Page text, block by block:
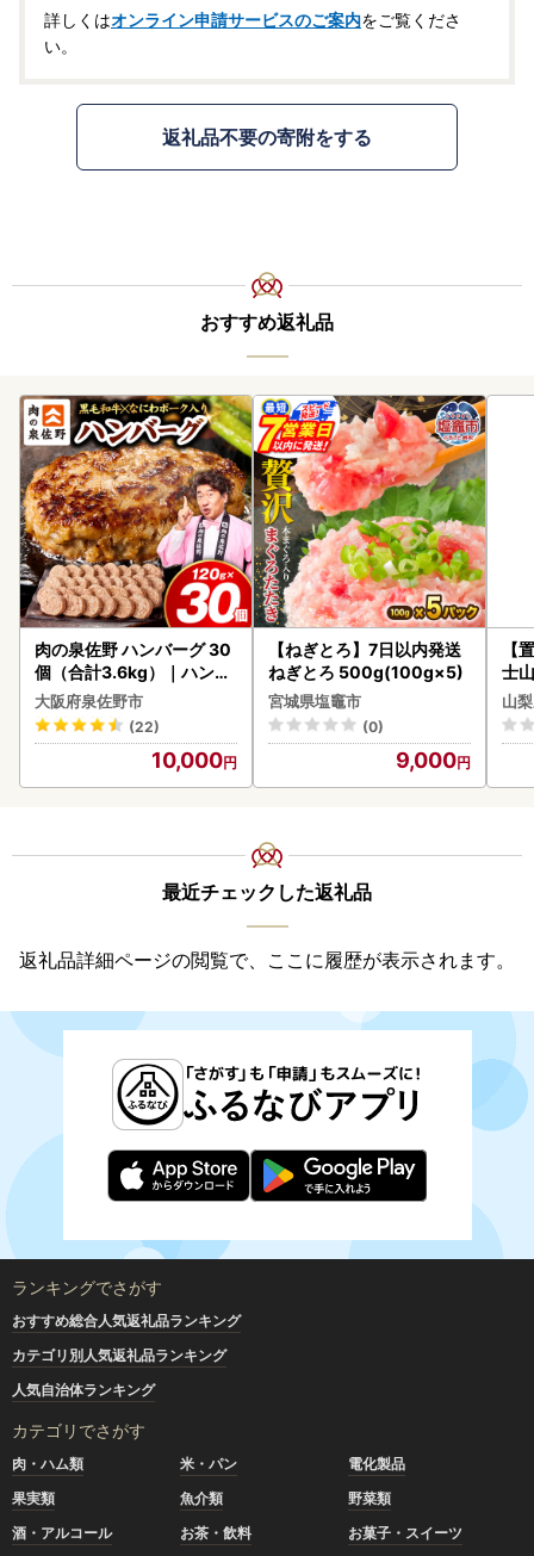
詳しくはオンライン申請サービスのご案内をご覧くださ
い。
返礼品不要の寄附をする
おすすめ返礼品
肉の泉佐野 ハンバーグ 30
個（合計3.6kg）｜ハンバ
ーグ 訳あり 黒毛和牛×なに
わポーク
大阪府泉佐野市
(22)
10,000
【ねぎとろ】7日以内発送
ねぎとろ 500g(100g×5)
宮城県塩竈市
(0)
9,000
【
士
山
最近チェックした返礼品
返礼品詳細ページの閲覧で、ここに履歴が表示されます。
ランキングでさがす
おすすめ総合人気返礼品ランキング
カテゴリ別人気返礼品ランキング
人気自治体ランキング
カテゴリでさがす
肉・ハム類 米・パン
電化製品
果実類
魚介類
野菜類
酒・アルコール
お茶・飲料
お菓子・スイーツ